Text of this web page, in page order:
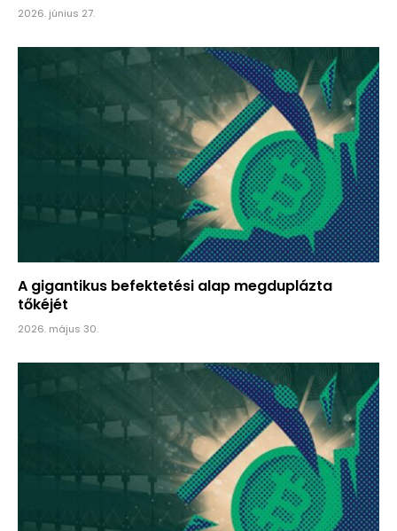
2026. június 27.
A gigantikus befektetési alap megduplázta
tőkéjét
2026. május 30.